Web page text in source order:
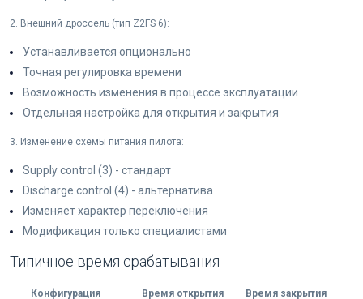
2. Внешний дроссель (тип Z2FS 6):
Устанавливается опционально
Точная регулировка времени
Возможность изменения в процессе эксплуатации
Отдельная настройка для открытия и закрытия
3. Изменение схемы питания пилота:
Supply control (3) - стандарт
Discharge control (4) - альтернатива
Изменяет характер переключения
Модификация только специалистами
Типичное время срабатывания
Конфигурация Время открытия Время закрытия